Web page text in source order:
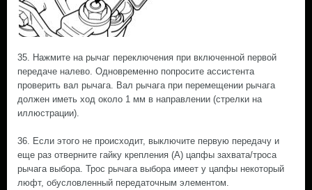
35. Нажмите на рычаг переключения при включенной первой
передаче налево. Одновременно попросите ассистента
проверить вал рычага. Вал рычага при перемещении рычага
должен иметь ход около 1 мм в направлении (стрелки на
иллюстрации).
36. Если этого не происходит, выключите первую передачу и
еще раз отверните гайку крепления (А) цапфы захвата/троса
рычага выбора. Трос рычага выбора имеет у цапфы некоторый
люфт, обусловленный передаточным элементом.